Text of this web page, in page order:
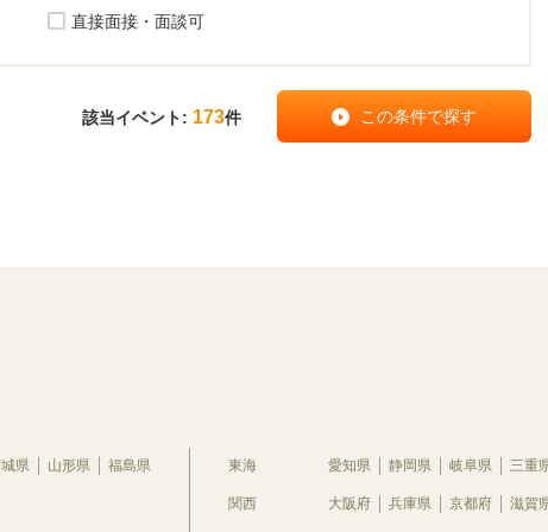
直接面接・面談可
該当イベント: 173件
県 山形県 福島県 東海 愛知県 静岡県 岐阜県 三重
関西 大阪府 兵庫県 京都府 滋賀